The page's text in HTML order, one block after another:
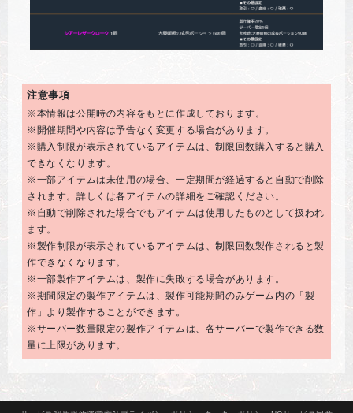
注意事項
※本情報は公開時の内容をもとに作成しております。
※開催期間や内容は予告なく変更する場合があります。
※購入制限が表示されているアイテムは、制限回数購入すると購入
できなくなります。
※一部アイテムは未使用の場合、一定期間が経過すると自動で削除
されます。詳しくは各アイテムの詳細をご確認ください。
※自動で削除された場合でもアイテムは使用したものとして扱われ
ます。
※製作制限が表示されているアイテムは、制限回数製作されると製
作できなくなります。
※一部製作アイテムは、製作に失敗する場合があります。
※期間限定の製作アイテムは、製作可能期間のみゲーム内の「製
作」より製作することができます。
※サーバー数量限定の製作アイテムは、各サーバーで製作できる数
量に上限があります。